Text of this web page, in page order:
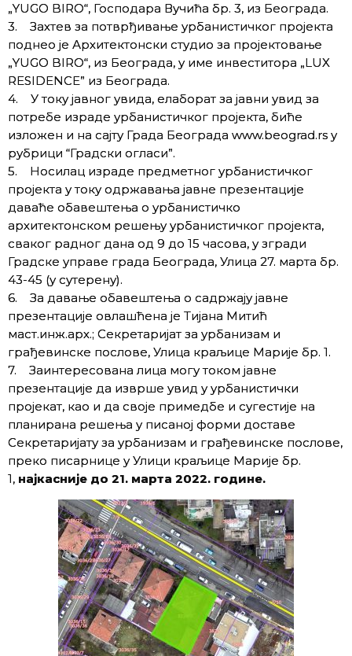
„YUGO BIRO“, Господара Вучића бр. 3, из Београда.
3. Захтев за потврђивање урбанистичког пројекта
поднео је Архитектонски студио за пројектовање
„YUGO BIRO“, из Београда, у име инвеститора „LUX
RESIDENCE” из Београда.
4. У току јавног увида, елаборат за јавни увид за
потребе израде урбанистичког пројекта, биће
изложен и на сајту Града Београда www.beograd.rs у
рубрици “Градски огласи”.
5. Носилац израде предметног урбанистичког
пројекта у току одржавања јавне презентације
даваће обавештења о урбанистичко
архитектонском решењу урбанистичког пројекта,
сваког радног дана од 9 до 15 часова, у згради
Градске управе града Београда, Улица 27. марта бр.
43-45 (у сутерену).
6. За давање обавештења о садржају јавне
презентације овлашћена је Тијана Митић
маст.инж.арх.; Секретаријат за урбанизам и
грађевинске послове, Улица краљице Марије бр. 1.
7. Заинтересована лица могу током јавне
презентације да изврше увид у урбанистички
пројекат, као и да своје примедбе и сугестије на
планирана решења у писаној форми доставе
Секретаријату за урбанизам и грађевинске послове,
преко писарнице у Улици краљице Марије бр.
1, најкасније до 21. марта 2022. године.